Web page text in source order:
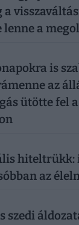
a
a
is
az
ütötte fel
hiteltrükk:
az
szedi